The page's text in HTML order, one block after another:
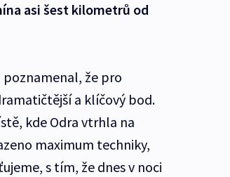
asi šest kilometrů od
poznamenal, že pro
a klíčový bod.
kde Odra vtrhla na
maximum techniky,
s tím, že dnes v noci